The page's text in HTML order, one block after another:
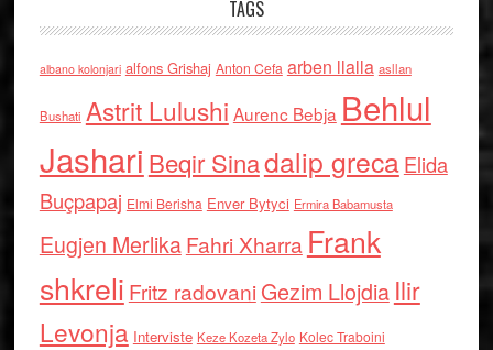
TAGS
albano kolonjari alfons Grishaj Anton Cefa arben llalla asllan
Bushati Astrit Lulushi Aurenc Bebja Behlul
Jashari Beqir Sinadalip grecaElida
Buçpapaj Elmi Berisha Enver Bytyci Ermira Babamusta
Eugjen MerlikaFahri Xharra Frank
shkreli Fritz radovaniGezim Llojdia Ilir
Levonja Interviste Keze Kozeta Zylo Kolec Traboini